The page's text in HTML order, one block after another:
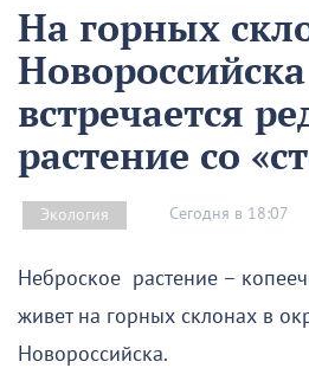
На горных
Новороссийска
встречается
растение со
Экология Сегодня в 18:07
Неброское растение –
живет на горных склонах в
Новороссийска.